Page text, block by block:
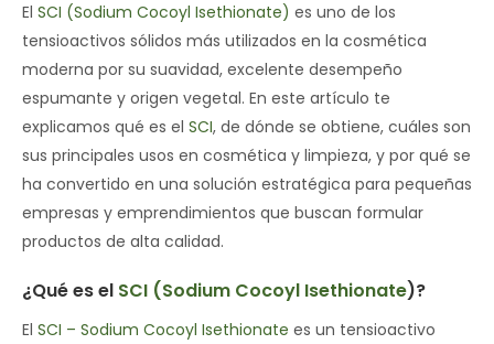
El SCI (Sodium Cocoyl Isethionate) es uno de los
tensioactivos sólidos más utilizados en la cosmética
moderna por su suavidad, excelente desempeño
espumante y origen vegetal. En este artículo te
explicamos qué es el SCI, de dónde se obtiene, cuáles son
sus principales usos en cosmética y limpieza, y por qué se
ha convertido en una solución estratégica para pequeñas
empresas y emprendimientos que buscan formular
productos de alta calidad.
¿Qué es el SCI (Sodium Cocoyl Isethionate)?
El SCI – Sodium Cocoyl Isethionate es un tensioactivo